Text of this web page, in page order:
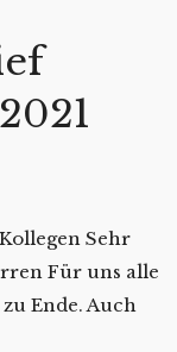
Sehr
Für uns alle
Ende. Auch